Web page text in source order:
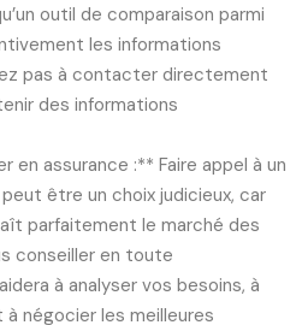
outil de comparaison parmi
les informations
pas à contacter directement
des informations
en assurance :** Faire appel à un
être un choix judicieux, car
parfaitement le marché des
conseiller en toute
à analyser vos besoins, à
négocier les meilleures